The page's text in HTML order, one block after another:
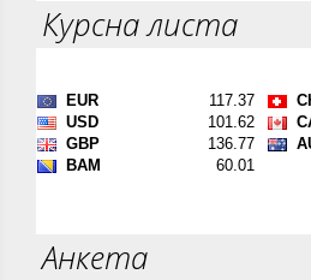
Курсна листа
Анкета